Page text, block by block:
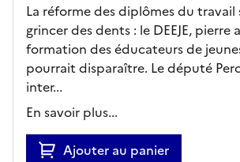
La réforme des diplômes du travail
grincer des dents : le DEEJE, pierre
formation des éducateurs de
pourrait disparaître. Le député
inter...
En savoir plus...
Ajouter au panier